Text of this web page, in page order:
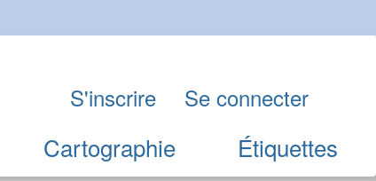
Cartographie Étiquettes
S'inscrire Se connecter